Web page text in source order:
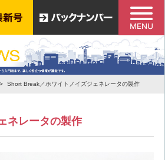
Short Break／ホワイトノイズジェネレータの製作
ネレータの製作